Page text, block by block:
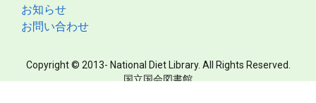
お知らせ
お問い合わせ
Copyright © 2013- National Diet Library. All Rights Reserved.